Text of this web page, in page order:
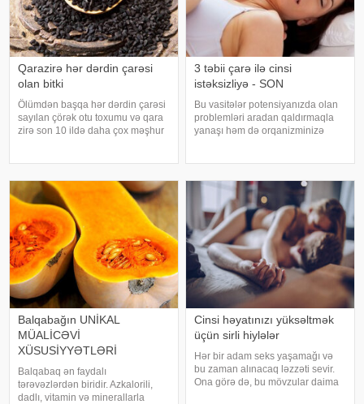
Qarazirə hər dərdin çarəsi
olan bitki
Ölümdən başqa hər dərdin çarəsi
sayılan çörək otu toxumu və qara
zirə son 10 ildə daha çox məşhur
toxumu və yağını kimlər istifadə
3 təbii çarə ilə cinsi
istəksizliyə - SON
Bu vasitələr potensiyanızda olan
problemləri aradan qaldırmaqla
yanaşı həm də orqanizminizə
qarışığın "Viaqra"dan da güçlü
Balqabağın UNİKAL
MÜALİCƏVİ
XÜSUSİYYƏTLƏRİ
Balqabaq ən faydalı
tərəvəzlərdən biridir. Azkalorili,
dadlı, vitamin və minerallarla
Cinsi həyatınızı yüksəltmək
üçün sirli hiylələr
Hər bir adam seks yaşamağı və
bu zaman alınacaq ləzzəti sevir.
Ona görə də, bu mövzular daima